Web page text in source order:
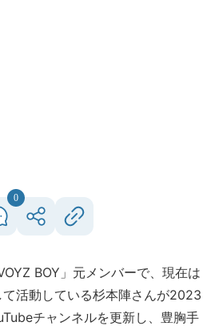
0
BOY」元メンバーで、現在は
活動している杉本陣さんが2023
チャンネルを更新し、豊胸手